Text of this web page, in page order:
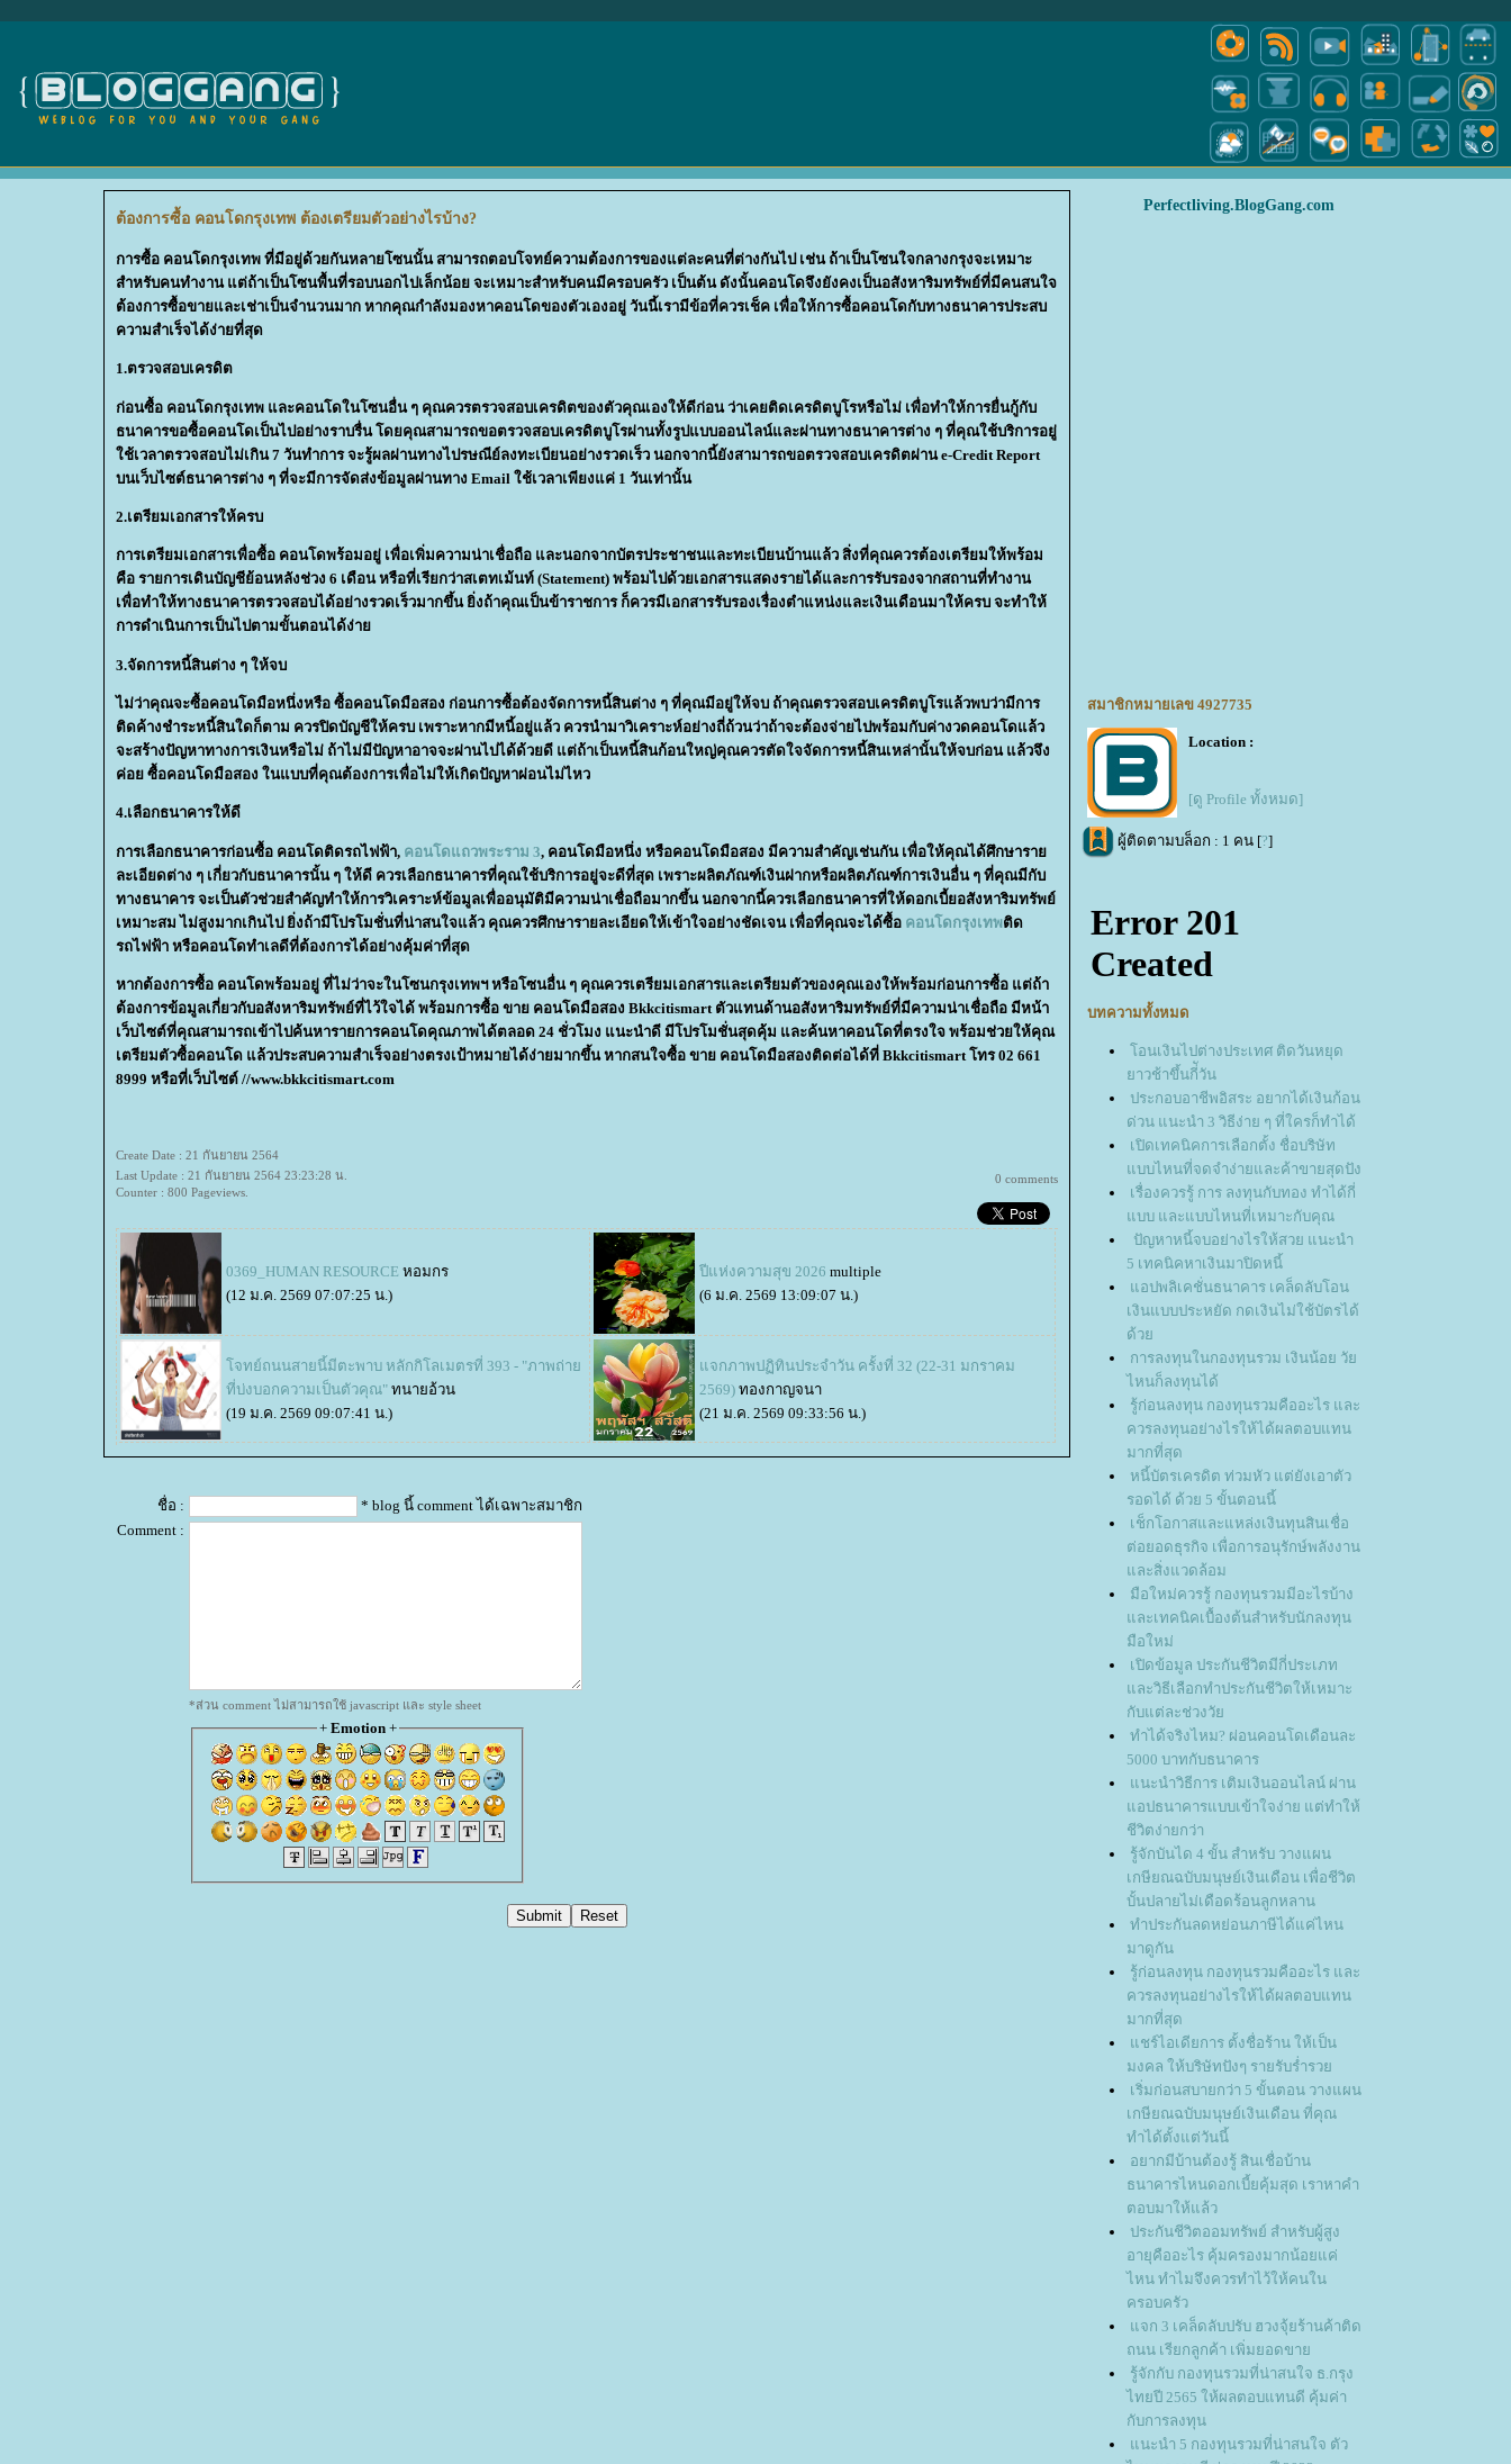
ต้องการซื้อ คอนโดกรุงเทพ ต้องเตรียมตัวอย่างไรบ้าง?
การซื้อ คอนโดกรุงเทพ ที่มีอยู่ด้วยกันหลายโซนนั้น สามารถตอบโจทย์ความต้องการของแต่ละคนที่ต่างกันไป เช่น ถ้าเป็นโซนใจกลางกรุงจะเหมาะ
สำหรับคนทำงาน แต่ถ้าเป็นโซนพื้นที่รอบนอกไปเล็กน้อย จะเหมาะสำหรับคนมีครอบครัว เป็นต้น ดังนั้นคอนโดจึงยังคงเป็นอสังหาริมทรัพย์ที่มีคนสนใจ
ต้องการซื้อขายและเช่าเป็นจำนวนมาก หากคุณกำลังมองหาคอนโดของตัวเองอยู่ วันนี้เรามีข้อที่ควรเช็ค เพื่อให้การซื้อคอนโดกับทางธนาคารประสบ
ความสำเร็จได้ง่ายที่สุด
1.ตรวจสอบเครดิต
ก่อนซื้อ คอนโดกรุงเทพ และคอนโดในโซนอื่น ๆ คุณควรตรวจสอบเครดิตของตัวคุณเองให้ดีก่อน ว่าเคยติดเครดิตบูโรหรือไม่ เพื่อทำให้การยื่นกู้กับ
ธนาคารขอซื้อคอนโดเป็นไปอย่างราบรื่น โดยคุณสามารถขอตรวจสอบเครดิตบูโรผ่านทั้งรูปแบบออนไลน์และผ่านทางธนาคารต่าง ๆ ที่คุณใช้บริการอยู่
ช้เวลาตรวจสอบไม่เกิน 7 วันทำการ จะรู้ผลผ่านทางไปรษณีย์ลงทะเบียนอย่างรวดเร็ว นอกจากนี้ยังสามารถขอตรวจสอบเครดิตผ่าน e-Credit Report
บนเว็บไซต์ธนาคารต่าง ๆ ที่จะมีการจัดส่งข้อมูลผ่านทาง Email ใช้เวลาเพียงแค่ 1 วันเท่านั้น
2.เตรียมเอกสารให้ครบ
การเตรียมเอกสารเพื่อซื้อ คอนโดพร้อมอยู่ เพื่อเพิ่มความน่าเชื่อถือ และนอกจากบัตรประชาชนและทะเบียนบ้านแล้ว สิ่งที่คุณควรต้องเตรียมให้พร้อม
คือ รายการเดินบัญชีย้อนหลังช่วง 6 เดือน หรือที่เรียกว่าสเตทเม้นท์ (Statement) พร้อมไปด้วยเอกสารแสดงรายได้และการรับรองจากสถานที่ทำงาน
เพื่อทำให้ทางธนาคารตรวจสอบได้อย่างรวดเร็วมากขึ้น ยิ่งถ้าคุณเป็นข้าราชการ ก็ควรมีเอกสารรับรองเรื่องตำแหน่งและเงินเดือนมาให้ครบ จะทำให้
การดำเนินการเป็นไปตามขั้นตอนได้ง่า
3.จัดการหนี้สินต่าง ๆ ให้จบ
ไม่ว่าคุณจะซื้อคอนโดมือหนึ่งหรือ ซื้อคอนโดมือสอง ก่อนการซื้อต้องจัดการหนี้สินต่าง ๆ ที่คุณมีอยู่ให้จบ ถ้าคุณตรวจสอบเครดิตบูโรแล้วพบว่ามีการ
ติดค้างชำระหนี้สินใดก็ตาม ควรปิดบัญชีให้ครบ เพราะหากมีหนี้อยู่แล้ว ควรนำมาวิเคราะห์อย่างถี่ถ้วนว่าถ้าจะต้องจ่ายไปพร้อมกับค่างวดคอนโดแล้ว
จะสร้างปัญหาทางการเงินหรือไม่ ถ้าไม่มีปัญหาอาจจะผ่านไปได้ด้วยดี แต่ถ้าเป็นหนี้สินก้อนใหญ่คุณควรตัดใจจัดการหนี้สินเหล่านั้นให้จบก่อน แล้วจึง
ค่อย ซื้อคอนโดมือสอง ในแบบที่คุณต้องการเพื่อไม่ให้เกิดปัญหาผ่อนไม่ไหว
4.เลือกธนาคารให้ดี
การเลือกธนาคารก่อนซื้อ คอนโดติดรถไฟฟ้า, คอนโดแถวพระราม 3, คอนโดมือหนึ่ง หรือคอนโดมือสอง มีความสำคัญเช่นกัน เพื่อให้คุณได้ศึกษารา
ละเอียดต่าง ๆ เกี่ยวกับธนาคารนั้น ๆ ให้ดี ควรเลือกธนาคารที่คุณใช้บริการอยู่จะดีที่สุด เพราะผลิตภัณฑ์เงินฝากหรือผลิตภัณฑ์การเงินอื่น ๆ ที่คุณมีกับ
ทางธนาคาร จะเป็นตัวช่วยสำคัญทำให้การวิเคราะห์ข้อมูลเพื่ออนุมัติมีความน่าเชื่อถือมากขึ้น นอกจากนี้ควรเลือกธนาคารที่ให้ดอกเบี้ยอสังหาริมทรัพย์
เหมาะสม ไม่สูงมากเกินไป ยิ่งถ้ามีโปรโมชั่นที่น่าสนใจแล้ว คุณควรศึกษารายละเอียดให้เข้าใจอย่างชัดเจน เพื่อที่คุณจะได้ซื้อ คอนโดกรุงเทพติด
รถไฟฟ้า หรือคอนโดทำเลดีที่ต้องการได้อย่างคุ้มค่าที่สุด
หากต้องการซื้อ คอนโดพร้อมอยู่ ที่ไม่ว่าจะในโซนกรุงเทพฯ หรือโซนอื่น ๆ คุณควรเตรียมเอกสารและเตรียมตัวของคุณเองให้พร้อมก่อนการซื้อ แต่ถ้า
ต้องการข้อมูลเกี่ยวกับอสังหาริมทรัพย์ที่ไว้ใจได้ พร้อมการซื้อ ขาย คอนโดมือสอง Bkkcitismart ตัวแทนด้านอสังหาริมทรัพย์ที่มีความน่าเชื่อถือ มีหน้า
เว็บไซต์ที่คุณสามารถเข้าไปค้นหารายการคอนโดคุณภาพได้ตลอด 24 ชั่วโมง แนะนำดี มีโปรโมชั่นสุดคุ้ม และค้นหาคอนโดที่ตรงใจ พร้อมช่วยให้คุณ
เตรียมตัวซื้อคอนโด แล้วประสบความสำเร็จอย่างตรงเป้าหมายได้ง่ายมากขึ้น หากสนใจซื้อ ขาย คอนโดมือสองติดต่อได้ที่ Bkkcitismart โทร 02 661
8999 หรือที่เว็บไซต์ //www.bkkcitismart.com
Create Date : 21 กันยายน 2564
Last Update : 21 กันยายน 2564 23:23:28 น.
Counter : 800 Pageviews.
0 comments
0369_HUMAN RESOURCE หอมกร
(12 ม.ค. 2569 07:07:25 น.)
ปีแห่งความสุข 2026 multiple
(6 ม.ค. 2569 13:09:07 น.)
จทย์ถนนสายนี้มีตะพาบ หลักกิโลเมตรที่ 393 - "ภาพถ่า
ที่บ่งบอกความเป็นตัวคุณ" ทนายอ้วน
(19 ม.ค. 2569 09:07:41 น.)
จกภาพปฏิทินประจำวัน ครั้งที่ 32 (22-31 มกราคม
2569) ทองกาญจนา
(21 ม.ค. 2569 09:33:56 น.)
ชื่อ :
* blog นี้ comment ได้เฉพาะสมาชิก
Comment :
*ส่วน comment ไม่สามารถใช้ javascript และ style sheet
+ Emotion+
Perfectliving.BlogGang.com
สมาชิกหมายเลข 4927735
Location :
[ดู Profile ทั้งหมด]
ผู้ติดตามบล็อก : 1 คน [?]
บทความทั้งหมด
อนเงินไปต่างประเทศ ติดวันหยุด
าวช้าขึ้นกี่ัวัน
ประกอบอาชีพอิสระ อยากได้เงินก้อน
ด่วน แนะนำ 3 วิธีง่าย ๆ ที่ใครก็ทำได้
เปิดเทคนิคการเลือกตั้ง ชื่อบริษัท
บบไหนที่จดจำง่ายและค้าขายสุดปัง
เรื่องควรรู้ การ ลงทุนกับทอง ทำได้กี่
บบ และแบบไหนที่เหมาะกับคุณ
ปัญหาหนี้จบอย่างไรให้สวย แนะนำ
5 เทคนิคหาเงินมาปิดหนี้
อปพลิเคชั่นธนาคาร เคล็ดลับโอน
เงินแบบประหยัด กดเงินไม่ใช้บัตรได้
ด้ว
การลงทุนในกองทุนรวม เงินน้อย วั
ไหนก็ลงทุนได้
รู้ก่อนลงทุน กองทุนรวมคืออะไร และ
ควรลงทุนอย่างไรให้ได้ผลตอบแทน
มากที่สุด
หนี้บัตรเครดิต ท่วมหัว แต่ยังเอาตัว
รอดได้ ด้วย 5 ขั้นตอนนี้
เช็กโอกาสและแหล่งเงินทุนสินเชื่อ
ต่อยอดธุรกิจ เพื่อการอนุรักษ์พลังงาน
ละสิ่งแวดล้อม
มือใหม่ควรรู้ กองทุนรวมมีอะไรบ้าง
ละเทคนิคเบื้องต้นสำหรับนักลงทุน
มือใหม่
เปิดข้อมูล ประกันชีวิตมีกี่ประเภท
ละวิธีเลือกทำประกันชีวิตให้เหมาะ
กับแต่ละช่วงวั
ทำได้จริงไหม? ผ่อนคอนโดเดือนละ
5000 บาทกับธนาคาร
นะนำวิธีการ เติมเงินออนไลน์ ผ่าน
อปธนาคารแบบเข้าใจง่าย แต่ทำให้
ชีวิตง่ายกว่า
รู้จักบันได 4 ขั้น สำหรับ วางแผน
เกษียณฉบับมนุษย์เงินเดือน เพื่อชีวิต
บั้นปลายไม่เดือดร้อนลูกหลาน
ทำประกันลดหย่อนภาษีได้แค่ไหน
มาดูกัน
รู้ก่อนลงทุน กองทุนรวมคืออะไร และ
ควรลงทุนอย่างไรให้ได้ผลตอบแทน
มากที่สุด
ชร์ไอเดียการ ตั้งชื่อร้าน ให้เป็น
มงคล ให้บริษัทปังๆ รายรับร่ำรว
เริ่มก่อนสบายกว่า 5 ขั้นตอน วางแผน
เกษียณฉบับมนุษย์เงินเดือน ที่คุณ
ทำได้ตั้งแต่วันนี้
อยากมีบ้านต้องรู้ สินเชื่อบ้าน
ธนาคารไหนดอกเบี้ยคุ้มสุด เราหาคำ
ตอบมาให้แล้ว
ประกันชีวิตออมทรัพย์ สำหรับผู้สูง
อายุคืออะไร คุ้มครองมากน้อยแค่
ไหน ทำไมจึงควรทำไว้ให้คนใน
ครอบครัว
จก 3 เคล็ดลับปรับ ฮวงจุ้ยร้านค้าติด
ถนน เรียกลูกค้า เพิ่มยอดขา
รู้จักกับ กองทุนรวมที่น่าสนใจ ธ.กรุง
ไทยปี 2565 ให้ผลตอบแทนดี คุ้มค่า
กับการลงทุน
นะนำ 5 กองทุนรวมที่น่าสนใจ ตัว